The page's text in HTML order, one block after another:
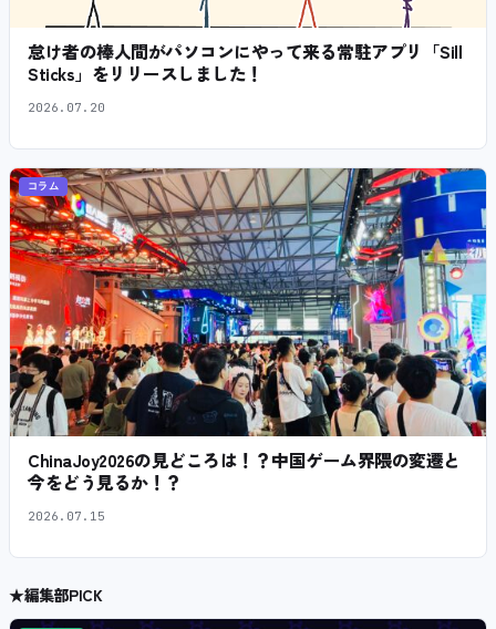
怠け者の棒人間がパソコンにやって来る常駐アプリ「Sill
Sticks」をリリースしました！
2026.07.20
コラム
ChinaJoy2026の見どころは！？中国ゲーム界隈の変遷と
今をどう見るか！？
2026.07.15
★編集部PICK